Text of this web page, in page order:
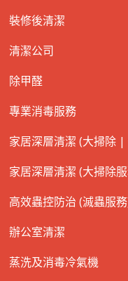
裝修後清潔
清潔公司
除甲醛
專業消毒服務
家居深層清潔 (大掃除 |
家居深層清潔 (大掃除
高效蟲控防治 (滅蟲服
辦公室清潔
蒸洗及消毒冷氣機